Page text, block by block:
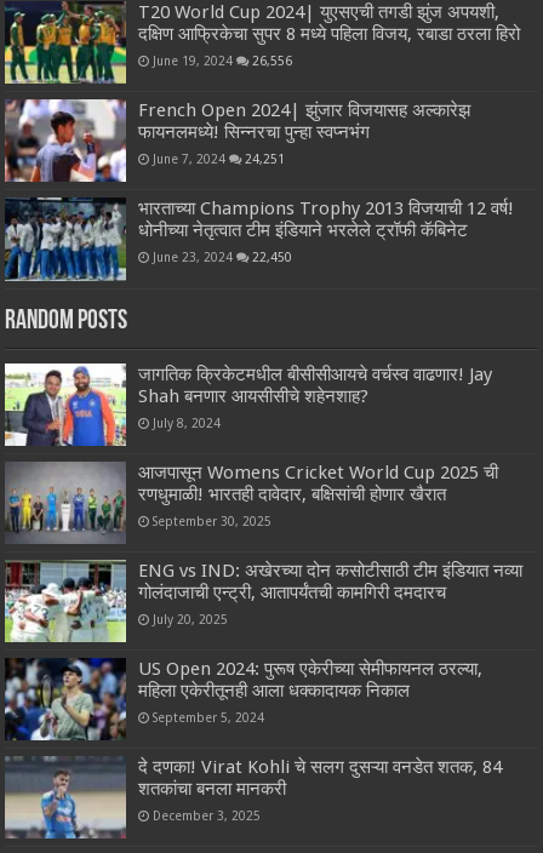
T20 World Cup 2024| युएसएची तगडी झुंज अपयशी,
दक्षिण आफ्रिकेचा सुपर 8 मध्ये पहिला विजय, रबाडा ठरला हिरो
June 19, 2024 26,556
French Open 2024| झुंजार विजयासह अल्कारेझ
फायनलमध्ये! सिन्नरचा पुन्हा स्वप्नभंग
June 7, 2024 24,251
भारताच्या Champions Trophy 2013 विजयाची 12 वर्ष!
धोनीच्या नेतृत्वात टीम इंडियाने भरलेले ट्रॉफी कॅबिनेट
June 23, 2024 22,450
Random Posts
जागतिक क्रिकेटमधील बीसीसीआयचे वर्चस्व वाढणार! Jay
Shah बनणार आयसीसीचे शहेनशाह?
July 8, 2024
आजपासून Womens Cricket World Cup 2025 ची
रणधुमाळी! भारतही दावेदार, बक्षिसांची होणार खैरात
September 30, 2025
ENG vs IND: अखेरच्या दोन कसोटीसाठी टीम इंडियात नव्या
गोलंदाजाची एन्ट्री, आतापर्यंतची कामगिरी दमदारच
July 20, 2025
US Open 2024: पुरूष एकेरीच्या सेमीफायनल ठरल्या,
महिला एकेरीतूनही आला धक्कादायक निकाल
September 5, 2024
दे दणका! Virat Kohli चे सलग दुसऱ्या वनडेत शतक, 84
शतकांचा बनला मानकरी
December 3, 2025